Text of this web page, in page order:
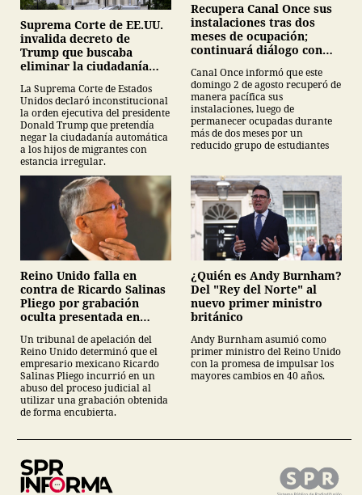
Suprema Corte de EE.UU.
invalida decreto de
Trump que buscaba
eliminar la ciudadanía
La Suprema Corte de Estados
Unidos declaró inconstitucional
la orden ejecutiva del presidente
Donald Trump que pretendía
negar la ciudadanía automática
a los hijos de migrantes con
estancia irregular.
Recupera Canal Once sus
instalaciones tras dos
meses de ocupación;
continuará diálogo con
Canal Once informó que este
domingo 2 de agosto recuperó de
manera pacífica sus
instalaciones, luego de
permanecer ocupadas durante
más de dos meses por un
reducido grupo de estudiantes
Reino Unido falla en
contra de Ricardo Salinas
Pliego por grabación
oculta presentada en
Un tribunal de apelación del
Reino Unido determinó que el
empresario mexicano Ricardo
Salinas Pliego incurrió en un
abuso del proceso judicial al
utilizar una grabación obtenida
de forma encubierta.
¿Quién es Andy Burnham?
Del "Rey del Norte" al
nuevo primer ministro
británico
Andy Burnham asumió como
primer ministro del Reino Unido
con la promesa de impulsar los
mayores cambios en 40 años.